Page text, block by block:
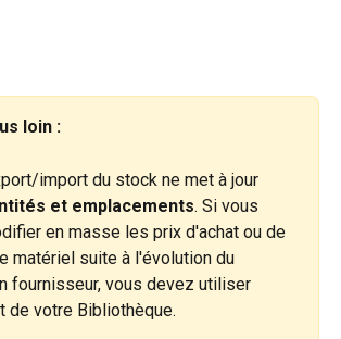
loin :
import du stock ne met à jour
et emplacements. Si vous
en masse les prix d'achat ou de
matériel suite à l'évolution du
fournisseur, vous devez utiliser
de votre Bibliothèque.